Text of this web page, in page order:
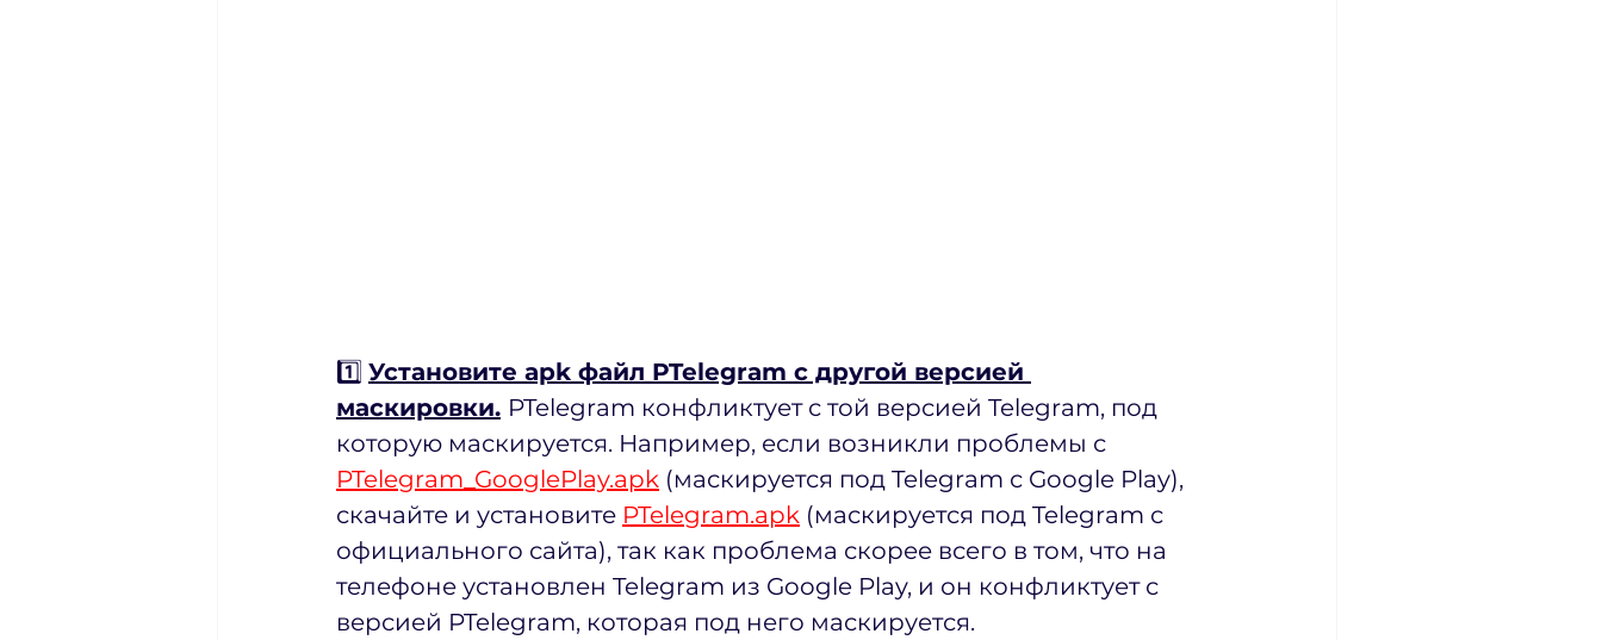
1️⃣ Установите apk файл PTelegram с другой версией
маскировки. PTelegram конфликтует с той версией Telegram, под
которую маскируется. Например, если возникли проблемы с
PTelegram_GooglePlay.apk (маскируется под Telegram с Google Play),
скачайте и установите PTelegram.apk (маскируется под Telegram с
официального сайта), так как проблема скорее всего в том, что на
телефоне установлен Telegram из Google Play, и он конфликтует с
версией PTelegram, которая под него маскируется.